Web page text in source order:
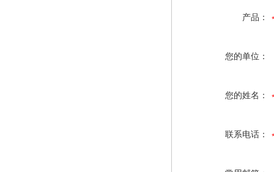
产品：
您的单位：
您的姓名：
联系电话：